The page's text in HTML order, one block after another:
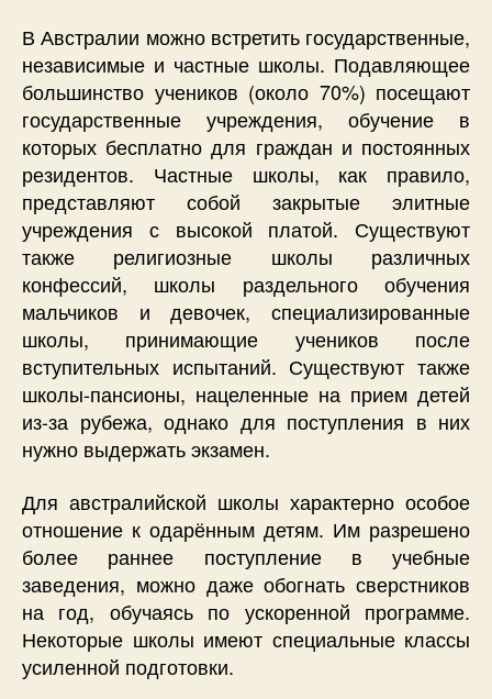
В Австралии можно встретить государственные,
независимые и частные школы. Подавляющее
большинство учеников (около 70%) посещают
государственные учреждения, обучение в
которых бесплатно для граждан и постоянных
резидентов. Частные школы, как правило,
представляют собой закрытые элитные
учреждения с высокой платой. Существуют
также религиозные школы различных
конфессий, школы раздельного обучения
мальчиков и девочек, специализированные
школы, принимающие учеников после
вступительных испытаний. Существуют также
школы-пансионы, нацеленные на прием детей
из-за рубежа, однако для поступления в них
нужно выдержать экзамен.
Для австралийской школы характерно особое
отношение к одарённым детям. Им разрешено
более раннее поступление в учебные
заведения, можно даже обогнать сверстников
на год, обучаясь по ускоренной программе.
Некоторые школы имеют специальные классы
усиленной подготовки.